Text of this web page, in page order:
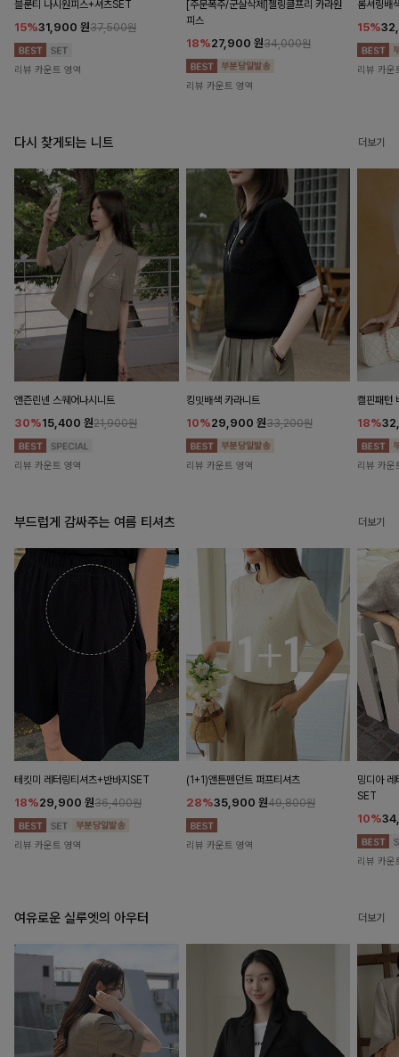
블룬티 나시원피스+셔츠SET
15%31,900 원37,500원
리뷰 카운트 영역
[주문폭주/군살삭제]젤링클프리 카라원
피스
18%27,900 원34,000원
리뷰 카운트 영역
롬셔링배
15%
리뷰 카운
다시 찾게되는 니트 더보기
앤즌린넨 스퀘어나시니트
30%15,400 원21,900원
리뷰 카운트 영역
킹밋배색 카라니트
10%29,900 원33,200원
리뷰 카운트 영역
캘핀패턴
18%
리뷰 카운
부드럽게 감싸주는 여름 티셔츠 더보기
테킷미 레터링티셔츠+반바지SET
18%29,900 원36,400원
리뷰 카운트 영역
(1+1)앤튼펜던트 퍼프티셔츠
28%35,900 원49,800원
리뷰 카운트 영역
밍디아 레
SET
10%
리뷰 카운
여유로운 실루엣의 아우터 더보기